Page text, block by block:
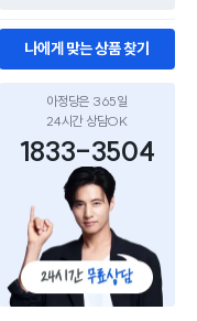
나에게 맞는 상품 찾기
아정당은 365일
24시간 상담OK
1833-3504